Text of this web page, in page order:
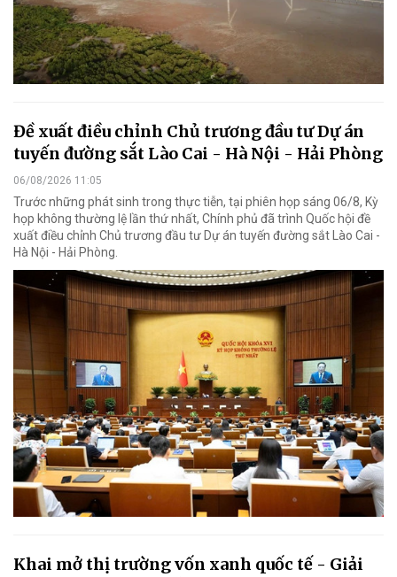
Đề xuất điều chỉnh Chủ trương đầu tư Dự án
tuyến đường sắt Lào Cai - Hà Nội - Hải Phòng
06/08/2026 11:05
Trước những phát sinh trong thực tiễn, tại phiên họp sáng 06/8, Kỳ
họp không thường lệ lần thứ nhất, Chính phủ đã trình Quốc hội đề
xuất điều chỉnh Chủ trương đầu tư Dự án tuyến đường sắt Lào Cai -
Hà Nội - Hải Phòng.
Khai mở thị trường vốn xanh quốc tế - Giải